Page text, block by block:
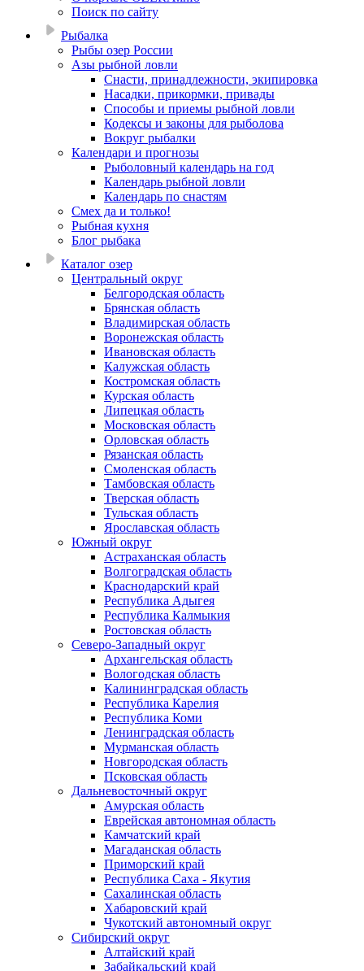
Поиск по сайту
Рыбалка
Рыбы озер России
Азы рыбной ловли
Снасти, принадлежности, экипировка
Насадки, прикормки, привады
Способы и приемы рыбной ловли
Кодексы и законы для рыболова
Вокруг рыбалки
Календари и прогнозы
Рыболовный календарь на год
Календарь рыбной ловли
Календарь по снастям
Смех да и только!
Рыбная кухня
Блог рыбака
Каталог озер
Центральный округ
Белгородская область
Брянская область
Владимирская область
Воронежская область
Ивановская область
Калужская область
Костромская область
Курская область
Липецкая область
Московская область
Орловская область
Рязанская область
Смоленская область
Тамбовская область
Тверская область
Тульская область
Ярославская область
Южный округ
Астраханская область
Волгоградская область
Краснодарский край
Республика Адыгея
Республика Калмыкия
Ростовская область
Северо-Западный округ
Архангельская область
Вологодская область
Калининградская область
Республика Карелия
Республика Коми
Ленинградская область
Мурманская область
Новгородская область
Псковская область
Дальневосточный округ
Амурская область
Еврейская автономная область
Камчатский край
Магаданская область
Приморский край
Республика Саха - Якутия
Сахалинская область
Хабаровский край
Чукотский автономный округ
Сибирский округ
Алтайский край
Забайкальский край